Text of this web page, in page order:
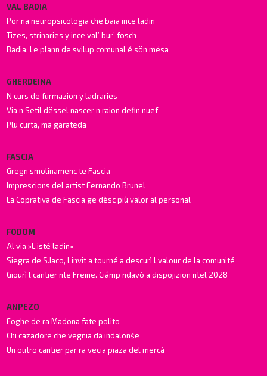
VAL BADIA
Por na neuropsicologia che baia ince ladin
Tizes, strinaries y ince val’ bur’ fosch
Badia: Le plann de svilup comunal é sön mësa
GHERDEINA
N curs de furmazion y ladraries
Via n Setil dëssel nascer n raion defin nuef
Plu curta, ma garateda
FASCIA
Gregn smolinamenc te Fascia
Imprescions del artist Fernando Brunel
La Coprativa de Fascia ge dèsc più valor al personal
FODOM
Al via »L isté ladin«
Siegra de S.Iaco, l invit a tourné a descurì l valour de la comunité
Giourì l cantier nte Freine. Ciámp ndavò a dispojizion ntel 2028
ANPEZO
Foghe de ra Madona fate polito
Chi cazadore che vegnia da indalonśe
Un outro cantier par ra vecia piaza del mercà